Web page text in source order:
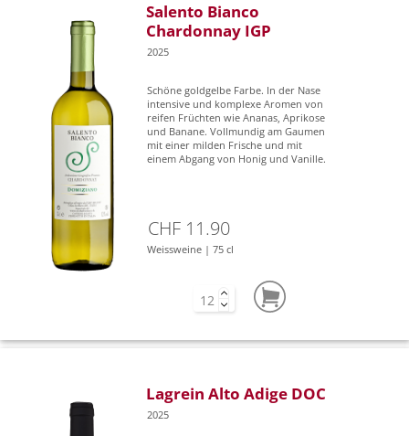
Salento Bianco
Chardonnay IGP
2025
Schöne goldgelbe Farbe. In der Nase
intensive und komplexe Aromen von
reifen Früchten wie Ananas, Aprikose
und Banane. Vollmundig am Gaumen
mit einer milden Frische und mit
einem Abgang von Honig und Vanille.
CHF 11.90
Weissweine | 75 cl
Lagrein Alto Adige DOC
2025